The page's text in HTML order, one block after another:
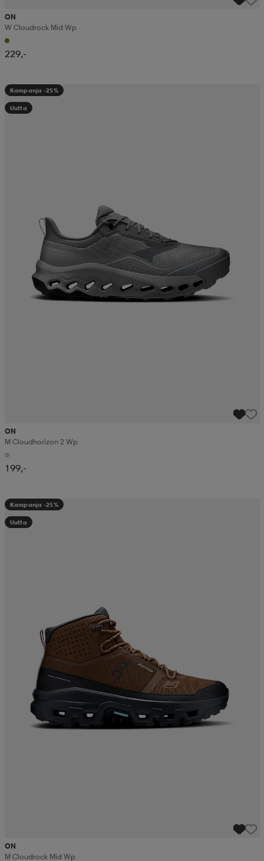
ON
W Cloudrock Mid Wp
229,-
Kampanja -25%
Uutta
ON
M Cloudhorizon 2 Wp
199,-
Kampanja -25%
Uutta
ON
M Cloudrock Mid Wp